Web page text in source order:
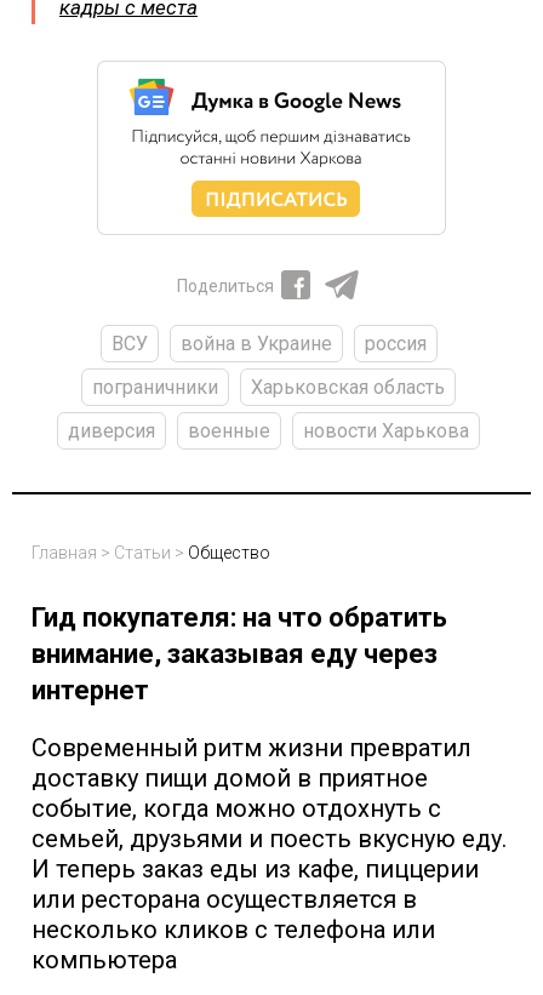
кадры с места
Поделиться
ВСУ война в Украине
россия
пограничники
Харьковская область
диверсия
военные новости Харькова
Главная > Статьи > Общество
Гид покупателя: на что обратить
внимание, заказывая еду через
интернет
Современный ритм жизни превратил
доставку пищи домой в приятное
событие, когда можно отдохнуть с
семьей, друзьями и поесть вкусную еду.
И теперь заказ еды из кафе, пиццерии
или ресторана осуществляется в
несколько кликов с телефона или
компьютера